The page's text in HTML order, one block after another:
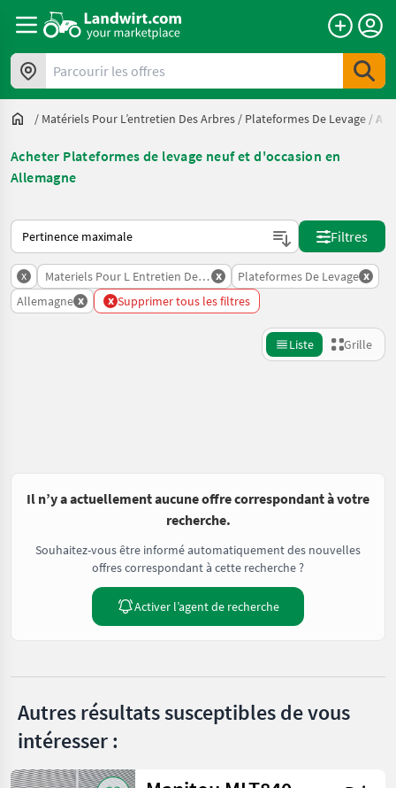
Parcourir les offres
/ Matériels Pour L’entretien Des Arbres / Plateformes De Levage /
Acheter Plateformes de levage neuf et d'occasion en
Allemagne
Voici comment les annonces sont triées sur Landwirt.com
Filtres
x Materiels Pour L Entretien Des Arbres
x Plateformes De Levage x
Allemagne x x Supprimer tous les filtres
Liste Grille
Il n’y a actuellement aucune offre correspondant à votre
recherche.
Souhaitez-vous être informé automatiquement des nouvelles
offres correspondant à cette recherche ?
Activer l’agent de recherche
Autres résultats susceptibles de vous
intéresser :